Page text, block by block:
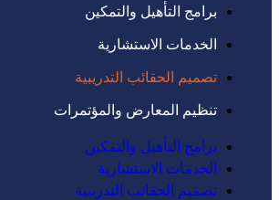
برامج التأهيل والتمكين
الخدمات الاستشارية
تصميم الحقائب التدريبية
تنظيم المعارض والمؤتمرات
برامج التأهيل والتمكين
الخدمات الاستشارية
تصميم الحقائب التدريبية